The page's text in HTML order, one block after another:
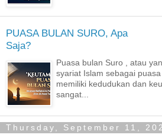
PUASA BULAN SURO, Apa
Saja?
Puasa bulan Suro , atau
syariat Islam sebagai
memiliki kedudukan dan
sangat...
Thursday, September 11,